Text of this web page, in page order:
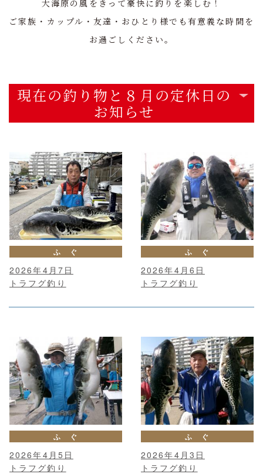
大海原の風をきって豪快に釣りを楽しむ！
ご家族・カップル・友達・おひとり様でも有意義な時間を
お過ごしください。
現在の釣り物と８月の定休日の
お知らせ
ふ ぐ
2026年4月7日
トラフグ釣り
ふ ぐ
2026年4月6日
トラフグ釣り
ふ ぐ
2026年4月5日
トラフグ釣り
ふ ぐ
2026年4月3日
トラフグ釣り